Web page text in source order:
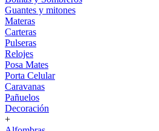
Guantes y mitones
Materas
Carteras
Pulseras
Relojes
Posa Mates
Porta Celular
Caravanas
Pañuelos
Decoración
+